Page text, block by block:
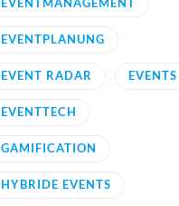
EVENTPLANUNG
EVENT RADAR EVENTS
EVENTTECH
GAMIFICATION
HYBRIDE EVENTS